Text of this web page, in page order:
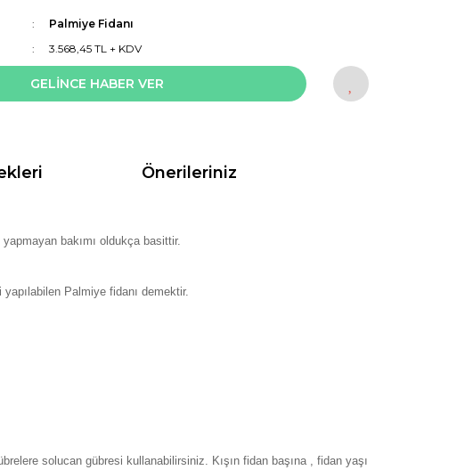
Palmiye Fidanı
3.568,45 TL + KDV
GELİNCE HABER VER
Önerileriniz
bakımı oldukça basittir.
Palmiye fidanı demektir.
solucan gübresi kullanabilirsiniz. Kışın fidan başına , fidan yaşı